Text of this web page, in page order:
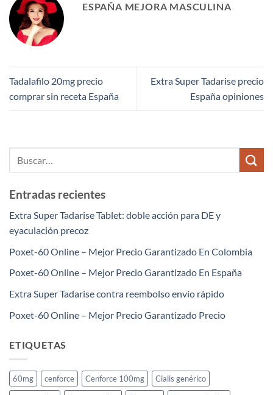
ESPAÑA MEJORA MASCULINA
Tadalafilo 20mg precio
comprar sin receta España
Extra Super Tadarise precio
España opiniones
Entradas recientes
Extra Super Tadarise Tablet: doble acción para DE y
eyaculación precoz
Poxet-60 Online – Mejor Precio Garantizado En Colombia
Poxet-60 Online – Mejor Precio Garantizado En España
Extra Super Tadarise contra reembolso envío rápido
Poxet-60 Online – Mejor Precio Garantizado Precio
ETIQUETAS
60mg cenforce Cenforce 100mg
Cialis genérico